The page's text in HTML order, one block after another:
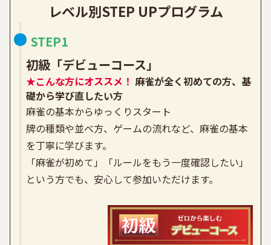
レベル別STEP UPプログラム
STEP1
初級「デビューコース」
★こんな方にオススメ！ 麻雀が全く初めての方、基
礎から学び直したい方
麻雀の基本からゆっくりスタート
牌の種類や並べ方、ゲームの流れなど、麻雀の基本
を丁寧に学びます。
「麻雀が初めて」「ルールをもう一度確認したい」
という方でも、安心して参加いただけます。